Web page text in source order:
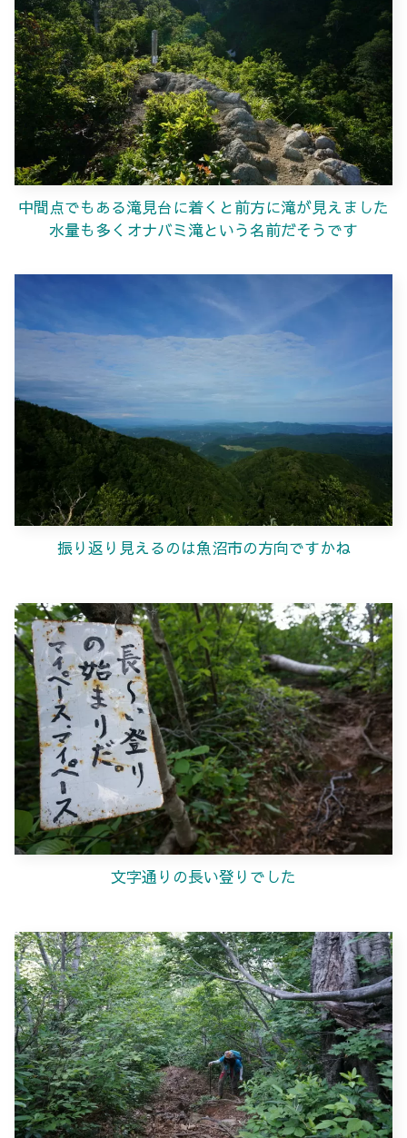
中間点でもある滝見台に着くと前方に滝が見えました
水量も多くオナバミ滝という名前だそうです
振り返り見えるのは魚沼市の方向ですかね
文字通りの長い登りでした